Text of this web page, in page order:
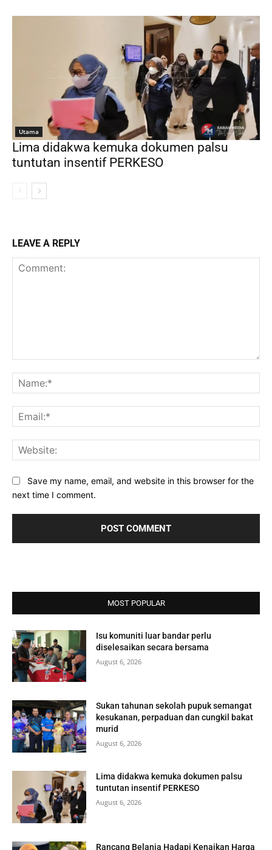
Utama
Lima didakwa kemuka dokumen palsu
tuntutan insentif PERKESO
LEAVE A REPLY
Save my name, email, and website in this browser for the
next time I comment.
MOST POPULAR
Isu komuniti luar bandar perlu
diselesaikan secara bersama
August 6, 2026
Sukan tahunan sekolah pupuk semangat
kesukanan, perpaduan dan cungkil bakat
murid
August 6, 2026
Lima didakwa kemuka dokumen palsu
tuntutan insentif PERKESO
August 6, 2026
Rancang Belanja Hadapi Kenaikan Harga